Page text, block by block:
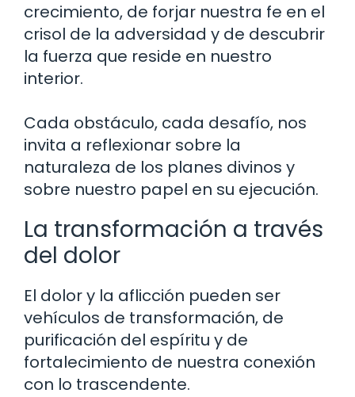
crecimiento, de forjar nuestra fe en el
crisol de la adversidad y de descubrir
la fuerza que reside en nuestro
interior.
Cada obstáculo, cada desafío, nos
invita a reflexionar sobre la
naturaleza de los planes divinos y
sobre nuestro papel en su ejecución.
La transformación a través
del dolor
El dolor y la aflicción pueden ser
vehículos de transformación, de
purificación del espíritu y de
fortalecimiento de nuestra conexión
con lo trascendente.